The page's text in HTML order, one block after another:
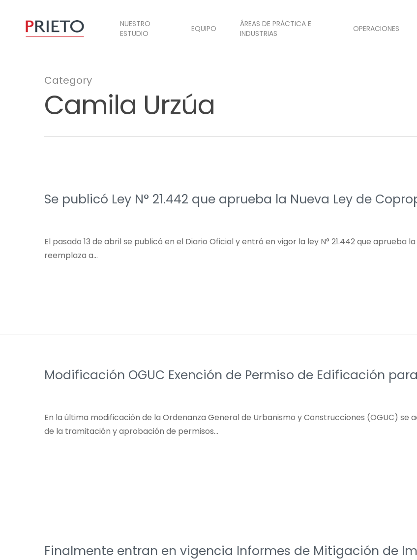
NUESTRO
ESTUDIO
EQUIPO
ÁREAS DE PRÁCTICA E
INDUSTRIAS
OPERACIONES
Category
Camila Urzúa
Se publicó Ley N° 21.442 que aprueba la Nueva Ley de
El pasado 13 de abril se publicó en el Diario Oficial y entró en vigor la ley N° 21.442 que aprueba
reemplaza a…
Modificación OGUC Exención de Permiso de Edificación
En la última modificación de la Ordenanza General de Urbanismo y Construcciones (OGUC)
de la tramitación y aprobación de permisos…
Finalmente entran en vigencia Informes de Mitigación de